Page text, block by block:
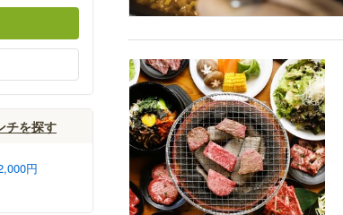
チを探す
円